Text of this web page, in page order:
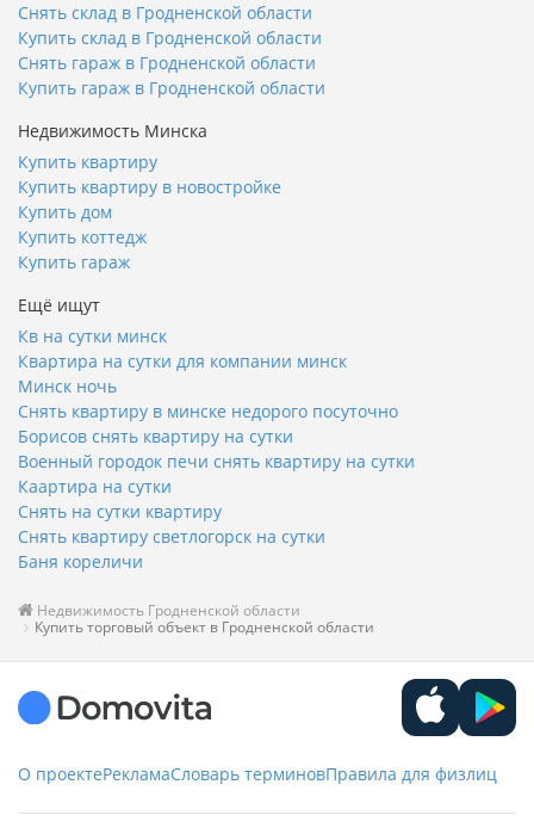
Снять склад в Гродненской области
Купить склад в Гродненской области
Снять гараж в Гродненской области
Купить гараж в Гродненской области
Недвижимость Минска
Купить квартиру
Купить квартиру в новостройке
Купить дом
Купить коттедж
Купить гараж
Ещё ищут
Кв на сутки минск
Квартира на сутки для компании минск
Минск ночь
Снять квартиру в минске недорого посуточно
Борисов снять квартиру на сутки
Военный городок печи снять квартиру на сутки
Каартира на сутки
Снять на сутки квартиру
Снять квартиру светлогорск на сутки
Баня кореличи
Недвижимость Гродненской области
Купить торговый объект в Гродненской области
О проектеРекламаСловарь терминовПравила для физлиц